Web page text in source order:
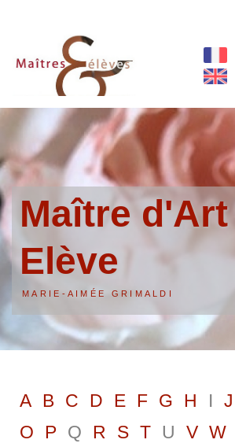
Maître
Elève
MARIE-AIMÉE GRIMALDI
A B C D E F G H I J
O
P Q R S T U V W